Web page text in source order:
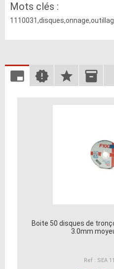
Mots clés :
Boite 50 disques de
3.0mm
Ref : SEA